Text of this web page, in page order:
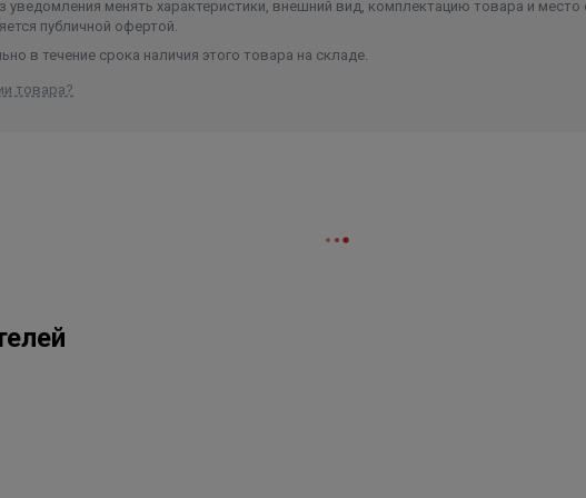
уведомления менять характеристики, внешний вид, комплектацию товара и место
публичной офертой.
в течение срока наличия этого товара на складе.
товара?